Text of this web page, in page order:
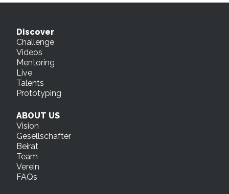
Discover
Challenge
Videos
Mentoring
Live
Talents
Prototyping
ABOUT US
Vision
Gesellschafter
Beirat
Team
Verein
FAQs